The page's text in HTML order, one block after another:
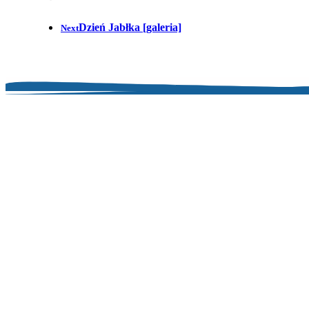
NextDzień Jabłka [galeria]